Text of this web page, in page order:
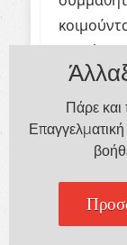
Δευτέρες
να
εγώ
είδα όλη
Σίγουρα
γόητρό
Πάρε και